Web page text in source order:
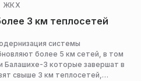
ЖКХ
3 км теплосетей
системы
более 5 км сетей, в том
Балашихе-3 которые завершат в
свыше 3 км теплосетей,